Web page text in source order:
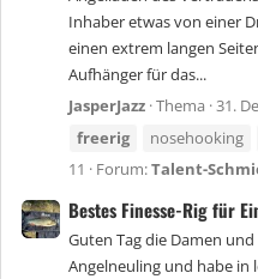
Inhaber etwas von einer
einen extrem langen
Aufhänger für das...
JasperJazz Thema 31.
freerig
nosehooking
11
Forum:Talent-
Bestes Finesse-Rig für
Guten Tag die Damen
Angelneuling und habe in